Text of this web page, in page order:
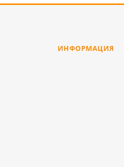
ИНФОРМАЦИЯ